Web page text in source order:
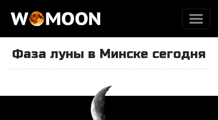
Фаза луны в Минске сегодня